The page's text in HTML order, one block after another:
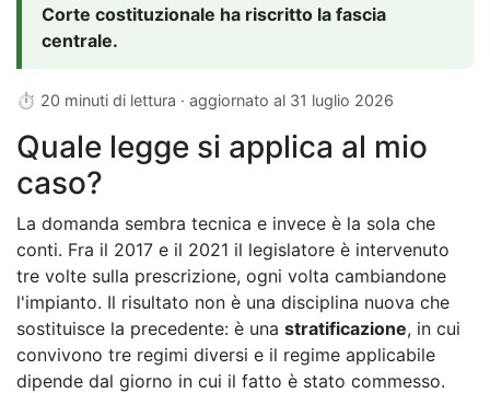
Corte costituzionale ha riscritto la fascia
centrale.
⏱ 20 minuti di lettura · aggiornato al 31 luglio 2026
Quale legge si applica al mio
caso?
La domanda sembra tecnica e invece è la sola che
conti. Fra il 2017 e il 2021 il legislatore è intervenuto
tre volte sulla prescrizione, ogni volta cambiandone
l'impianto. Il risultato non è una disciplina nuova che
sostituisce la precedente: è una stratificazione, in cui
convivono tre regimi diversi e il regime applicabile
dipende dal giorno in cui il fatto è stato commesso.